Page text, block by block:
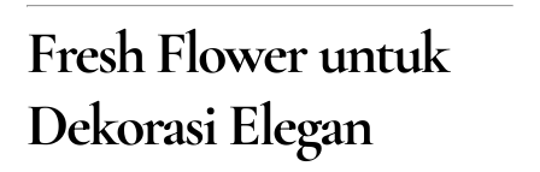
Fresh Flower untuk
Dekorasi Elegan